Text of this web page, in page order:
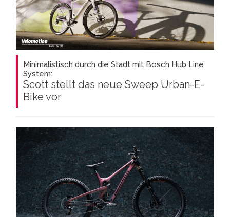
Minimalistisch durch die Stadt mit Bosch Hub Line
System:
Scott stellt das neue Sweep Urban-E-
Bike vor